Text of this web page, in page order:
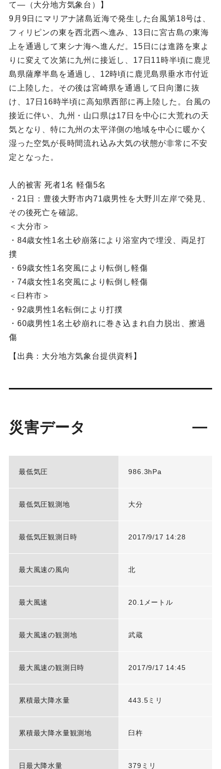
て―（大分地方気象台）】
9月9日にマリアナ諸島近海で発生した台風第18号は、
フィリピンの東を西北西へ進み、13日に宮古島の東海
上を通過して東シナ海へ進んだ。15日には進路を東よ
りに変えて次第に九州に接近し、17日11時半頃に鹿児
島県薩摩半島を通過し、12時頃に鹿児島県垂水市付近
に上陸した。その後は宮崎県を通過して日向灘に抜
け、17日16時半頃に高知県西部に再上陸した。台風の
接近に伴い、九州・山口県は17日を中心に大荒れの天
気となり、特に九州の太平洋側の地域を中心に暖かく
湿った空気が長時間流れ込み大気の状態が非常に不安
定となった。
人的被害 死者1名 軽傷5名
・21日：豊後大野市内71歳男性を大野川左岸で発見、
その後死亡を確認。
＜大分市＞
・84歳女性1名土砂崩落により浴室内で埋没、両足打
撲
・69歳女性1名突風により転倒し軽傷
・74歳女性1名突風により転倒し軽傷
＜臼杵市＞
・92歳男性1名転倒により打撲
・60歳男性1名土砂崩れに巻き込まれ自力脱出、擦過
傷
【出典：大分地方気象台提供資料】
災害データ
最低気圧 986.3hPa
最低気圧観測地 大分
最低気圧観測日時 2017/9/17 14:28
最大風速の風向 北
最大風速 20.1メートル
最大風速の観測地 武蔵
最大風速の観測日時 2017/9/17 14:45
累積最大降水量 443.5ミリ
累積最大降水量観測地 臼杵
日最大降水量 379ミリ